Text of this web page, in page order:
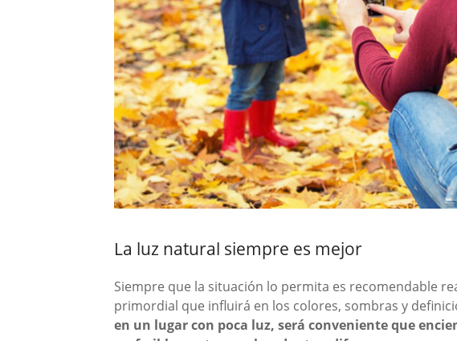
La luz natural siempre es mejor
Siempre que la situación lo permita es recomendable
primordial que influirá en los colores, sombras y
en un lugar con poca luz, será conveniente que